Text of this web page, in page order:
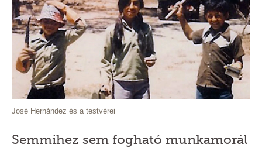
José Hernández és a testvérei
Semmihez sem fogható munkamorál